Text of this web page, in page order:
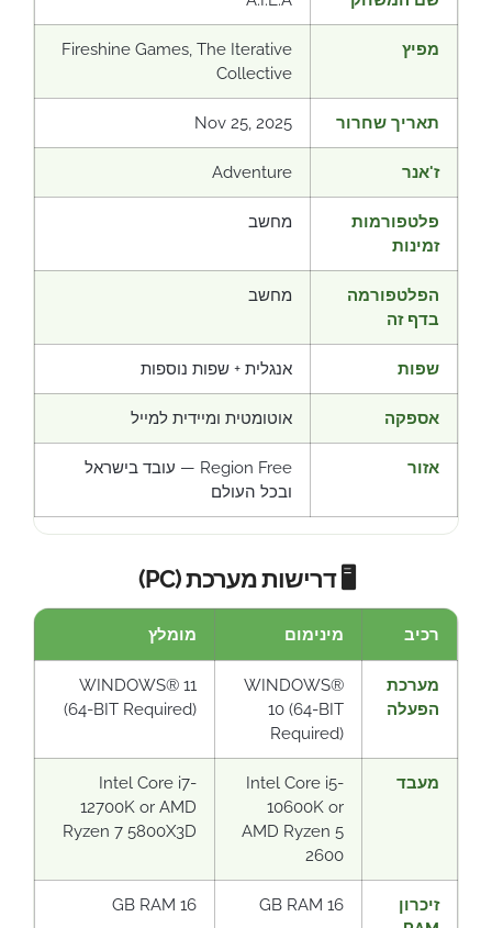
מפיץ
Fireshine Games, The Iterative
Collective
תאריך שחרור Nov 25, 2025
ז'אנר Adventure
פלטפורמות
זמינות
מחשב
הפלטפורמה
בדף זה
מחשב
שפות אנגלית + שפות נוספות
אספקה אוטומטית ומיידית למייל
אזור
Region Free — עובד בישראל
ובכל העולם
🖥️ דרישות מערכת (PC)
רכיב מינימום מומלץ
מערכת
הפעלה
WINDOWS®
10 (64-BIT
Required)
WINDOWS® 11
(64-BIT Required)
מעבד
Intel Core i5-
10600K or
AMD Ryzen 5
2600
Intel Core i7-
12700K or AMD
Ryzen 7 5800X3D
זיכרון
16 GB RAM
16 GB RAM